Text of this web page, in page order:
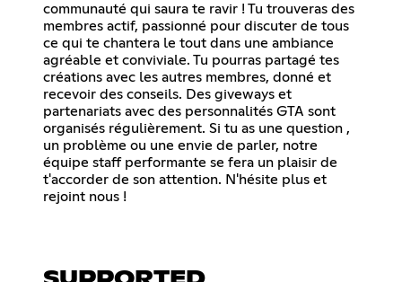
communauté qui saura te ravir ! Tu trouveras des
membres actif, passionné pour discuter de tous
ce qui te chantera le tout dans une ambiance
agréable et conviviale. Tu pourras partagé tes
créations avec les autres membres, donné et
recevoir des conseils. Des giveways et
partenariats avec des personnalités GTA sont
organisés régulièrement. Si tu as une question ,
un problème ou une envie de parler, notre
équipe staff performante se fera un plaisir de
t'accorder de son attention. N'hésite plus et
rejoint nous !